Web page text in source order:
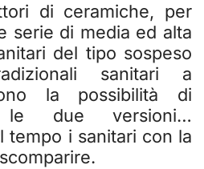
di ceramiche, per
serie di media ed alta
del tipo sospeso
sanitari a
la possibilità di
due versioni…
tempo i sanitari con la